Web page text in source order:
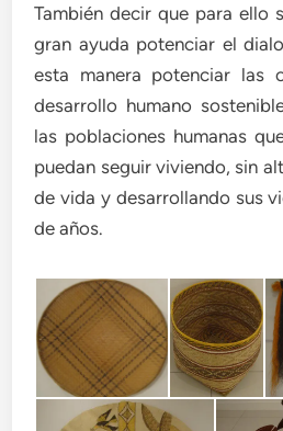
También decir que para ello
gran ayuda potenciar el
esta manera potenciar las
desarrollo humano
las poblaciones humanas
puedan seguir viviendo, sin
de vida y desarrollando sus
de años.